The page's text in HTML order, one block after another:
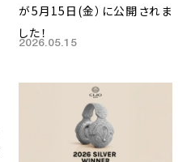
が5月15日(金）に公開されま
した！
2026.05.15